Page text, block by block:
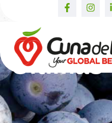
Últimas